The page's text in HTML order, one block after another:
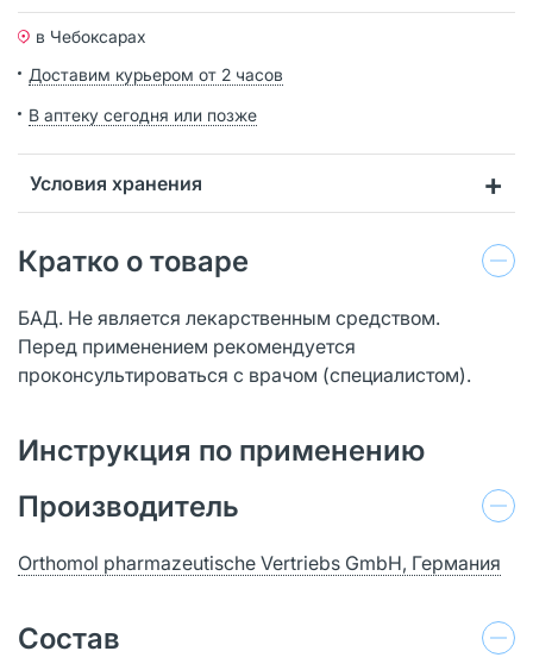
в Чебоксарах
Доставим курьером от 2 часов
В аптеку сегодня или позже
Условия хранения
Кратко о товаре
БАД. Не является лекарственным средством.
Перед применением рекомендуется
проконсультироваться с врачом (специалистом).
Инструкция по применению
Производитель
Orthomol pharmazeutische Vertriebs GmbH, Германия
Состав